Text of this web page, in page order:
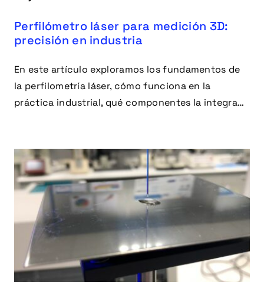
Perfilómetro láser para medición 3D:
precisión en industria
En este artículo exploramos los fundamentos de
la perfilometría láser, cómo funciona en la
práctica industrial, qué componentes la integran,